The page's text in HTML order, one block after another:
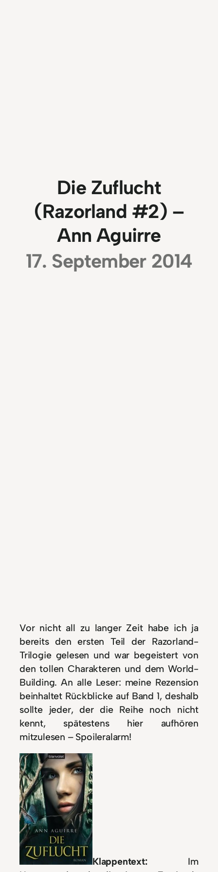
Die Zuflucht
(Razorland #2) –
Ann Aguirre
17. September 2014
Vor nicht all zu langer Zeit habe ich ja
bereits den ersten Teil der Razorland-
Trilogie gelesen und war begeistert von
den tollen Charakteren und dem World-
Building. An alle Leser: meine Rezension
beinhaltet Rückblicke auf Band 1, deshalb
sollte jeder, der die Reihe noch nicht
kennt, spätestens hier aufhören
mitzulesen – Spoileralarm!
Klappentext:Im